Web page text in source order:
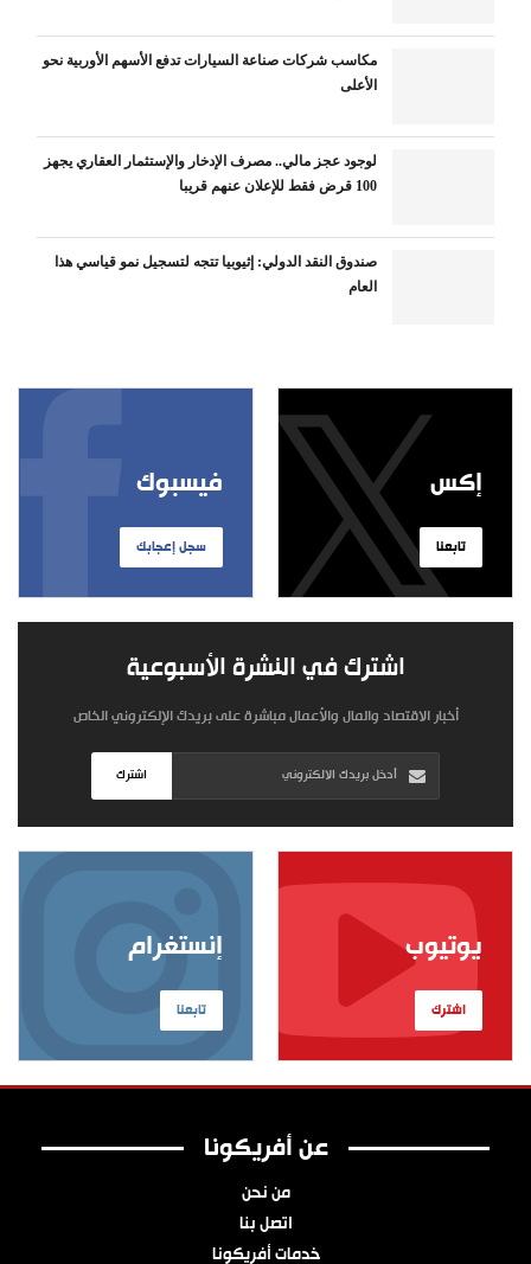
مكاسب شركات صناعة السيارات تدفع الأسهم الأوربية نحو
الأعلى
لوجود عجز مالي.. مصرف الإدخار والإستثمار العقاري يجهز
100 قرض فقط للإعلان عنهم قريبا
صندوق النقد الدولي: إثيوبيا تتجه لتسجيل نمو قياسي هذا
العام
فيسبوك
سجل إعجابك
إكس
تابعنا
اشترك في النشرة الأسبوعية
أخبار الاقتصاد والمال والأعمال مباشرة على بريدك الإلكتروني الخاص
اشترك
إنستغرام
تابعنا
يوتيوب
اشترك
عن أفريكونا
من نحن
اتصل بنا
خدمات أفريكونا